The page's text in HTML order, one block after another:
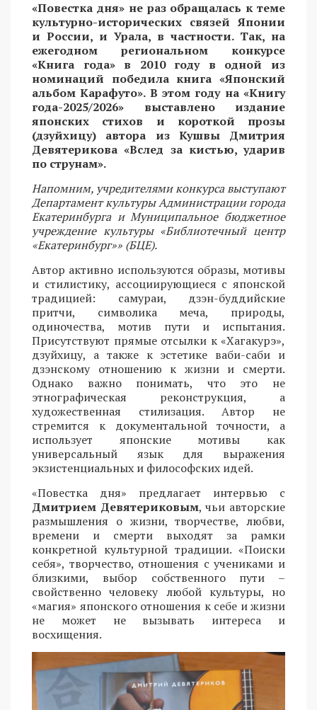
«Повестка дня» не раз обращалась к теме
культурно-исторических связей Японии
и России, и Урала, в частности. Так, на
ежегодном региональном конкурсе
«Книга года» в 2010 году в одной из
номинаций победила книга «Японский
альбом Карафуто». В этом году на «Книгу
года-2025/2026» выставлено издание
японских стихов и короткой прозы
(дзуйхицу) автора из Кушвы Дмитрия
Девятерикова «Вслед за кистью, ударив
по струнам».
Напомним, учредителями конкурса выступают
Департамент культуры Администрации города
Екатеринбурга и Муниципальное бюджетное
учреждение культуры «Библиотечный центр
«Екатеринбург»» (БЦЕ).
Автор активно используются образы, мотивы
и стилистику, ассоциирующиеся с японской
традицией: самураи, дзэн-буддийские
притчи, символика меча, природы,
одиночества, мотив пути и испытания.
Присутствуют прямые отсылки к «Хагакурэ»,
дзуйхицу, а также к эстетике ваби-саби и
дзэнскому отношению к жизни и смерти.
Однако важно понимать, что это не
этнографическая реконструкция, а
художественная стилизация. Автор не
стремится к документальной точности, а
использует японские мотивы как
универсальный язык для выражения
экзистенциальных и философских идей.
«Повестка дня» предлагает интервью с
Дмитрием Девятериковым, чьи авторские
размышления о жизни, творчестве, любви,
времени и смерти выходят за рамки
конкретной культурной традиции. «Поиски
себя», творчество, отношения с учениками и
близкими, выбор собственного пути –
свойственно человеку любой культуры, но
«магия» японского отношения к себе и жизни
не может не вызывать интереса и
восхищения.